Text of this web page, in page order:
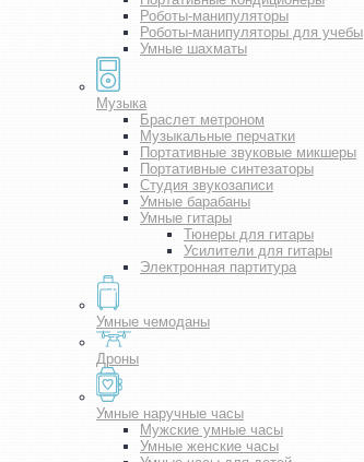
Роботы-манипуляторы
Роботы-манипуляторы для учебы
Умные шахматы
Музыка
Браслет метроном
Музыкальные перчатки
Портативные звуковые микшеры
Портативные синтезаторы
Студия звукозаписи
Умные барабаны
Умные гитары
Тюнеры для гитары
Усилители для гитары
Электронная партитура
Умные чемоданы
Дроны
Умные наручные часы
Мужские умные часы
Умные женские часы